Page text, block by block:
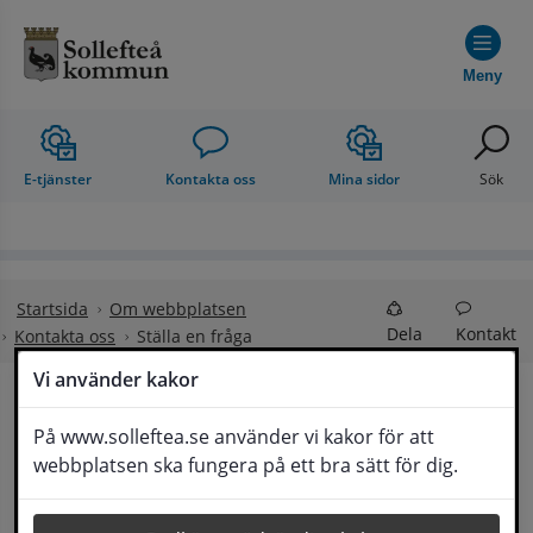
Vi använder kakor
På www.solleftea.se använder vi kakor för att
webbplatsen ska fungera på ett bra sätt för dig.
Meny
E-tjänster Kontakta oss Mina sidor Sök
Startsida
Om webbplatsen
Kontakta oss
Ställa en fråga Dela Kontakt
Ställa en fråga
Om din fråga är omfattande kan det bli aktuellt